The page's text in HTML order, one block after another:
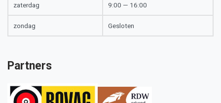
zaterdag 9:00 — 16:00
zondag Gesloten
Partners